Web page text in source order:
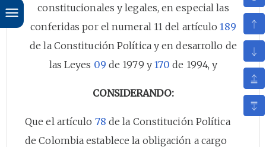
constitucionales y legales, en especial las
conferidas por el numeral 11 del artículo189
de la Constitución Política y en desarrollo de
las Leyes 09 de 1979 y 170 de 1994, y
CONSIDERANDO:
Que el artículo 78 de la Constitución Política
de Colombia establece la obligación a cargo